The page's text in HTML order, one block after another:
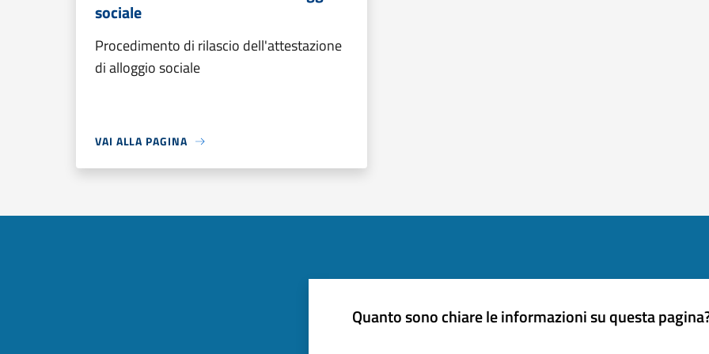
sociale
Procedimento di rilascio dell'attestazione
di alloggio sociale
VAI ALLA PAGINA
Quanto sono chiare le informazioni su questa